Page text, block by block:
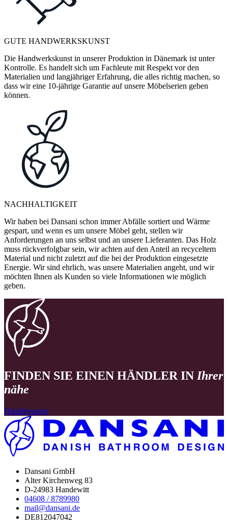
GUTE HANDWERKSKUNST
Die Handwerkskunst in unserer Produktion in Dänemark ist unter
Kontrolle. Es handelt sich um Fachleute mit Respekt vor den
Materialien und langjähriger Erfahrung, die alles richtig machen, so
dass wir eine 10-jährige Garantie auf unsere Möbelserien geben
können.
NACHHALTIGKEIT
Wir haben bei Dansani schon immer Abfälle sortiert und Wärme
gespart, und wenn es um unsere Möbel geht, stellen wir
Anforderungen an uns selbst und an unsere Lieferanten. Das Holz
muss rückverfolgbar sein, wir achten auf den Anteil an recyceltem
Material und nicht zuletzt auf die bei der Produktion eingesetzte
Energie. Wir sind ehrlich, was unsere Materialien angeht, und wir
möchten Ihnen als Kunden so viele Informationen wie möglich
geben.
FINDEN SIE EINEN HÄNDLER IN Ihrer
nähe
Händlersuche
Dansani GmbH
Alter Kirchenweg 83
D-24983 Handewitt
04608 / 8789980
mail@dansani.de
DE812047042